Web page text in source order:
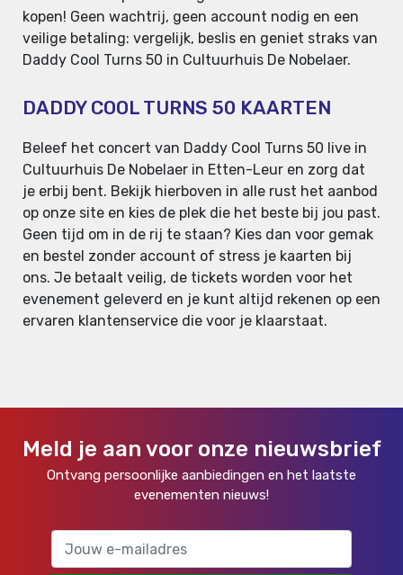
kopen! Geen wachtrij, geen account nodig en een
veilige betaling: vergelijk, beslis en geniet straks van
Daddy Cool Turns 50 in Cultuurhuis De Nobelaer.
DADDY COOL TURNS 50 KAARTEN
Beleef het concert van Daddy Cool Turns 50 live in
Cultuurhuis De Nobelaer in Etten-Leur en zorg dat
je erbij bent. Bekijk hierboven in alle rust het aanbod
op onze site en kies de plek die het beste bij jou past.
Geen tijd om in de rij te staan? Kies dan voor gemak
en bestel zonder account of stress je kaarten bij
ons. Je betaalt veilig, de tickets worden voor het
evenement geleverd en je kunt altijd rekenen op een
ervaren klantenservice die voor je klaarstaat.
Meld je aan voor onze nieuwsbrief
Ontvang persoonlijke aanbiedingen en het laatste
evenementen nieuws!